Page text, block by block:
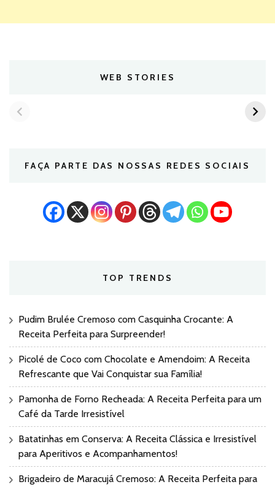
WEB STORIES
FAÇA PARTE DAS NOSSAS REDES SOCIAIS
TOP TRENDS
Pudim Brulée Cremoso com Casquinha Crocante: A
Receita Perfeita para Surpreender!
Picolé de Coco com Chocolate e Amendoim: A Receita
Refrescante que Vai Conquistar sua Família!
Pamonha de Forno Recheada: A Receita Perfeita para um
Café da Tarde Irresistível
Batatinhas em Conserva: A Receita Clássica e Irresistível
para Aperitivos e Acompanhamentos!
Brigadeiro de Maracujá Cremoso: A Receita Perfeita para